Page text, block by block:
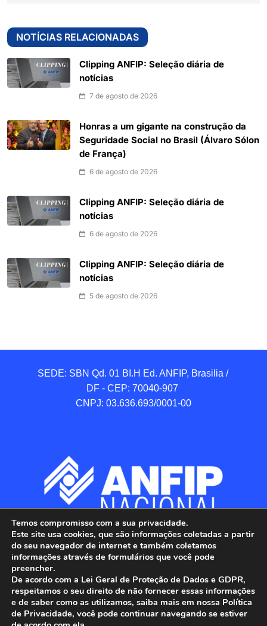
NOTÍCIAS RELACIONADAS
Clipping ANFIP: Seleção diária de
notícias
7 de agosto de 2026
Honras a um gigante na construção da
Seguridade Social no Brasil (Álvaro Sólon
de França)
6 de agosto de 2026
Clipping ANFIP: Seleção diária de
notícias
6 de agosto de 2026
Clipping ANFIP: Seleção diária de
notícias
5 de agosto de 2026
SEDE: SBN Qd. 01 BI.H Ed. ANFIP, Brasilia /
DF - CEP: 70040-907
CNPJ: 03.636.693/0001-00
ANFIP - Associação Nacional dos Auditores
Temos compromisso com a sua privacidade.
Este site usa cookies, que são informações coletadas a partir
do seu navegador de internet e também coletamos
informações através de formulários que você pode
preencher.
De acordo com a Lei Geral de Proteção de Dados e GDPR,
respeitamos o seu direito de não fornecer essas informações
e de saber como as utilizamos, saiba mais em nossa Política
de Privacidade, você pode continuar navegando se estiver